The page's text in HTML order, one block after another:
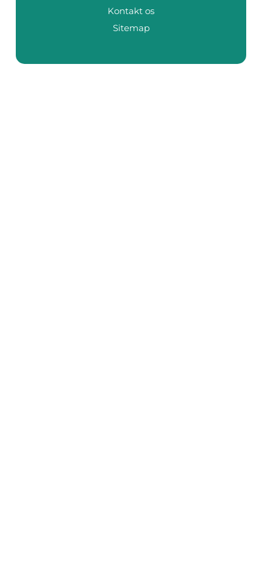
Kontakt os
Sitemap